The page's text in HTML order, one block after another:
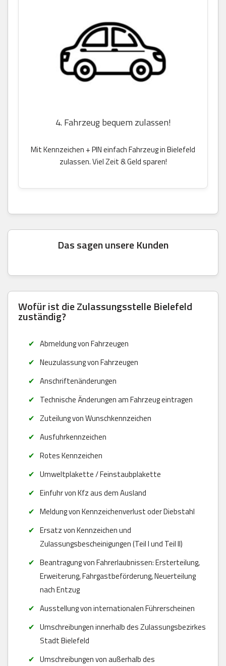
4. Fahrzeug bequem zulassen!
Mit Kennzeichen + PIN einfach Fahrzeug in Bielefeld
zulassen. Viel Zeit & Geld sparen!
Das sagen unsere Kunden
Wofür ist die Zulassungsstelle Bielefeld
zuständig?
Abmeldung von Fahrzeugen
Neuzulassung von Fahrzeugen
Anschriftenänderungen
Technische Änderungen am Fahrzeug eintragen
Zuteilung von Wunschkennzeichen
Ausfuhrkennzeichen
Rotes Kennzeichen
Umweltplakette / Feinstaubplakette
Einfuhr von Kfz aus dem Ausland
Meldung von Kennzeichenverlust oder Diebstahl
Ersatz von Kennzeichen und
Zulassungsbescheinigungen (Teil I und Teil II)
Beantragung von Fahrerlaubnissen: Ersterteilung,
Erweiterung, Fahrgastbeförderung, Neuerteilung
nach Entzug
Ausstellung von internationalen Führerscheinen
Umschreibungen innerhalb des Zulassungsbezirkes
Stadt Bielefeld
Umschreibungen von außerhalb des